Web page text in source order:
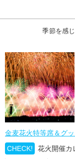
季節を感
金麦花火特等席＆グ
CHECK!
花火開催カ